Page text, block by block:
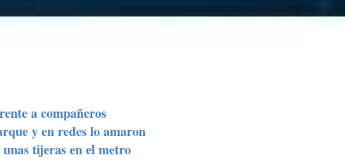
a compañeros
y en redes lo amaron
tijeras en el metro